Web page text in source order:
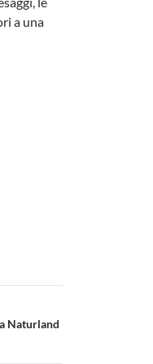
a una
Naturland